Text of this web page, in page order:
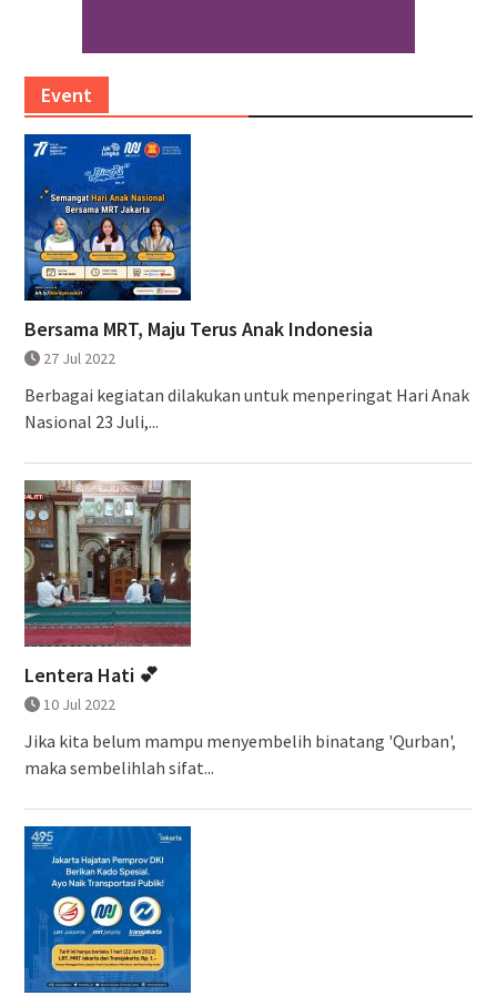
Event
Bersama MRT, Maju Terus Anak Indonesia
27 Jul 2022
Berbagai kegiatan dilakukan untuk menperingat Hari Anak
Nasional 23 Juli,...
Lentera Hati 💕
10 Jul 2022
Jika kita belum mampu menyembelih binatang 'Qurban',
maka sembelihlah sifat...